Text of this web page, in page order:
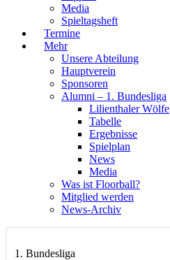
Media
Spieltagsheft
Termine
Mehr
Unsere Abteilung
Hauptverein
Sponsoren
Alumni – 1. Bundesliga
Lilienthaler Wölfe
Tabelle
Ergebnisse
Spielplan
News
Media
Was ist Floorball?
Mitglied werden
News-Archiv
1. Bundesliga